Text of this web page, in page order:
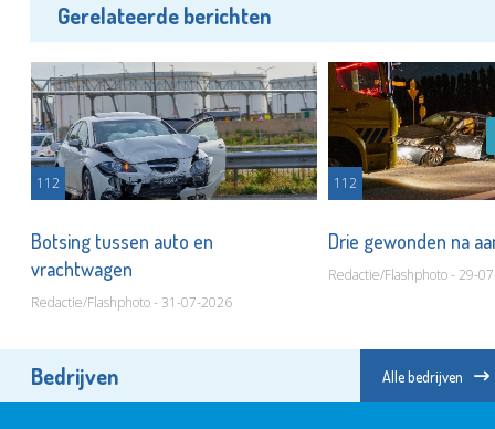
Gerelateerde berichten
112
Botsing tussen auto en
vrachtwagen
Redactie/Flashphoto - 31-07-2026
112
Drie gewonden na
Redactie/Flashphoto - 29-
Bedrijven Alle bedrijven